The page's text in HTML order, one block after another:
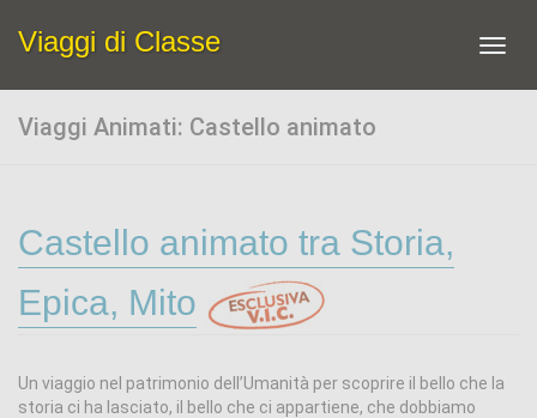
Viaggi di Classe
Viaggi Animati: Castello animato
Castello animato tra Storia,
Epica, Mito
Un viaggio nel patrimonio dell’Umanità per scoprire il bello che la
storia ci ha lasciato, il bello che ci appartiene, che dobbiamo